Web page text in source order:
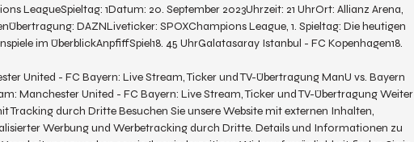
LeagueSpieltag: 1Datum: 20. September 2023Uhrzeit: 21 UhrOrt: Allianz Arena,
DAZNLiveticker: SPOXChampions League, 1. Spieltag: Die heutigen
im ÜberblickAnpfiffSpiel18. 45 UhrGalatasaray Istanbul - FC Kopenhagen18.
United - FC Bayern: Live Stream, Ticker und TV-Übertragung﻿ ManU vs. Bayern
Manchester United - FC Bayern: Live Stream, Ticker und TV-Übertragung Weiter
Tracking durch Dritte Besuchen Sie unsere Website mit externen Inhalten,
Werbung und Werbetracking durch Dritte. Details und Informationen zu